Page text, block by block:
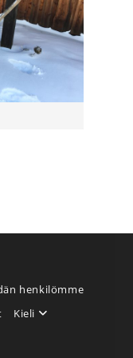
henkilömme
Kieli